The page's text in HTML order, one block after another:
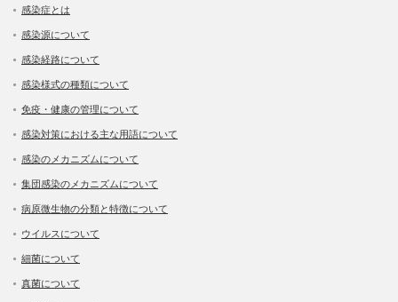
感染症とは
感染源について
感染経路について
感染様式の種類について
免疫・健康の管理について
感染対策における主な用語について
感染のメカニズムについて
集団感染のメカニズムについて
病原微生物の分類と特徴について
ウイルスについて
細菌について
真菌について